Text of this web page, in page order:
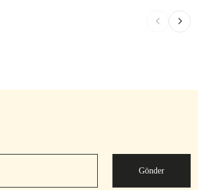
Gönder